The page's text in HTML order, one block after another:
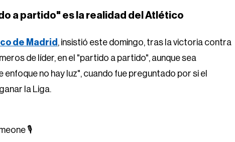
a partido" es la realidad del Atlético
de Madrid , insistió este domingo, tras la victoria contra
de líder, en el "partido a partido", aunque sea
no hay luz", cuando fue preguntado por si el
la Liga.
🎙️